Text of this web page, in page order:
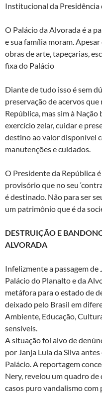
Institucional da Presidência
O Palácio da Alvorada é a
e sua família moram.
obras de arte, tapeçarias,
fixa do Palácio
Diante de tudo isso é sem
preservação de acervos
República, mas sim à
exercício zelar, cuidar e
destino ao valor disponível
manutenções e cuidados.
O Presidente da República
provisório que no seu
é destinado. Não para ser
um patrimônio que é da
DESTRUIÇÃO E
ALVORADA
Infelizmente a passagem
Palácio do Planalto e da
metáfora para o estado de
deixado pelo Brasil em
Ambiente, Educação,
sensíveis.
A situação foi alvo de
por Janja Lula da Silva
Palácio. A reportagem
Nery, revelou um quadro de
casos puro vandalismo com